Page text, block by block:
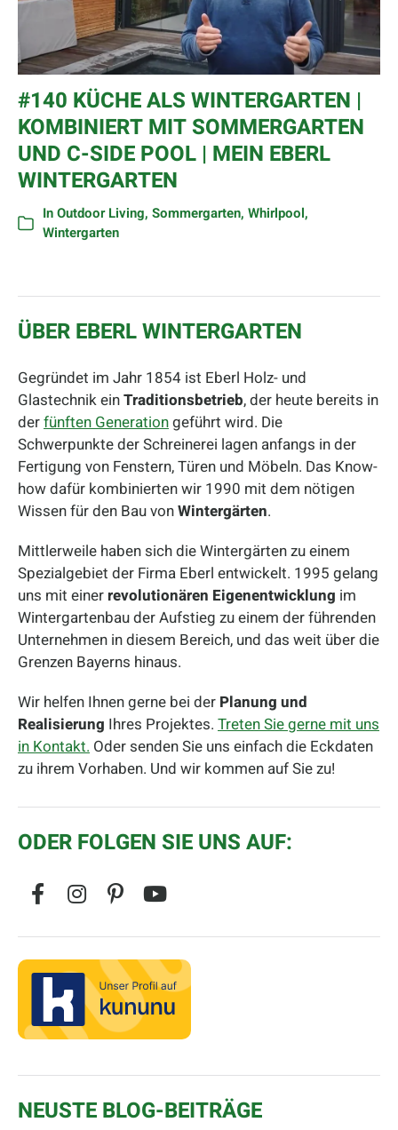
#140 KÜCHE ALS WINTERGARTEN |
KOMBINIERT MIT SOMMERGARTEN
UND C-SIDE POOL | MEIN EBERL
WINTERGARTEN
InOutdoor Living, Sommergarten, Whirlpool,
Wintergarten
ÜBER EBERL WINTERGARTEN
Gegründet im Jahr 1854 ist Eberl Holz- und
Glastechnik einTraditionsbetrieb, der heute bereits in
derfünften Generationgeführt wird. Die
Schwerpunkte der Schreinerei lagen anfangs in der
Fertigung von Fenstern, Türen und Möbeln. Das Know-
how dafür kombinierten wir 1990 mit dem nötigen
Wissen für den Bau vonWintergärten.
Mittlerweile haben sich die Wintergärten zu einem
Spezialgebiet der Firma Eberl entwickelt. 1995 gelang
uns mit einer revolutionären Eigenentwicklung im
Wintergartenbau der Aufstieg zu einem der führenden
Unternehmen in diesem Bereich, und das weit über die
Grenzen Bayerns hinaus.
Wir helfen Ihnen gerne bei der Planung und
Realisierung Ihres Projektes. Treten Sie gerne mit uns
in Kontakt. Oder senden Sie uns einfach die Eckdaten
zu ihrem Vorhaben. Und wir kommen auf Sie zu!
ODER FOLGEN SIE UNS AUF:
NEUSTE BLOG-BEITRÄGE